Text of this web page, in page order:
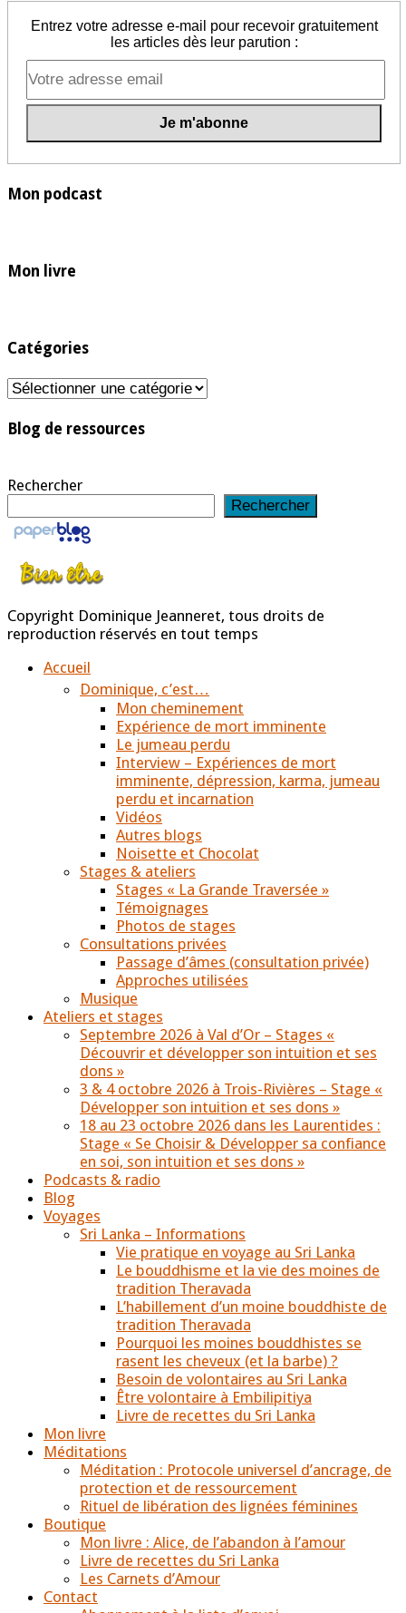
Entrez votre adresse e-mail pour recevoir gratuitement
les articles dès leur parution :
Mon podcast
Mon livre
Catégories
Catégories
Blog de ressources
Rechercher
Rechercher
Copyright Dominique Jeanneret, tous droits de
reproduction réservés en tout temps
Accueil
Dominique, c’est…
Mon cheminement
Expérience de mort imminente
Le jumeau perdu
Interview – Expériences de mort
imminente, dépression, karma, jumeau
perdu et incarnation
Vidéos
Autres blogs
Noisette et Chocolat
Stages & ateliers
Stages « La Grande Traversée »
Témoignages
Photos de stages
Consultations privées
Passage d’âmes (consultation privée)
Approches utilisées
Musique
Ateliers et stages
Septembre 2026 à Val d’Or – Stages «
Découvrir et développer son intuition et ses
dons »
3 & 4 octobre 2026 à Trois-Rivières – Stage «
Développer son intuition et ses dons »
18 au 23 octobre 2026 dans les Laurentides :
Stage « Se Choisir & Développer sa confiance
en soi, son intuition et ses dons »
Podcasts & radio
Blog
Voyages
Sri Lanka – Informations
Vie pratique en voyage au Sri Lanka
Le bouddhisme et la vie des moines de
tradition Theravada
L’habillement d’un moine bouddhiste de
tradition Theravada
Pourquoi les moines bouddhistes se
rasent les cheveux (et la barbe) ?
Besoin de volontaires au Sri Lanka
Être volontaire à Embilipitiya
Livre de recettes du Sri Lanka
Mon livre
Méditations
Méditation : Protocole universel d’ancrage, de
protection et de ressourcement
Rituel de libération des lignées féminines
Boutique
Mon livre : Alice, de l’abandon à l’amour
Livre de recettes du Sri Lanka
Les Carnets d’Amour
Contact